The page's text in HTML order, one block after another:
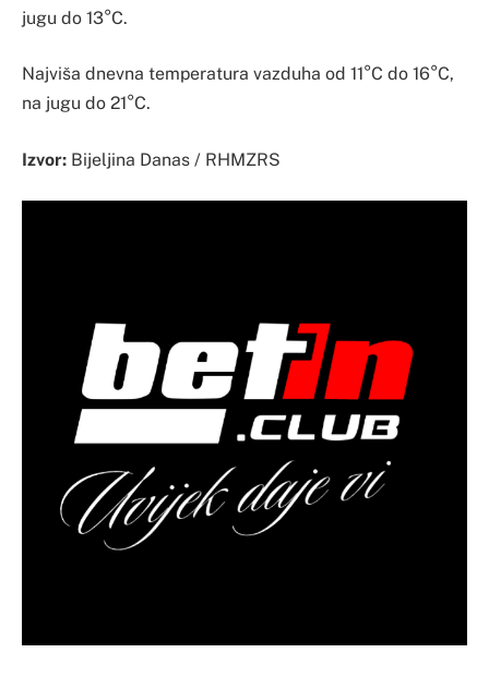
jugu do 13°C.
Najviša dnevna temperatura vazduha od 11°C do 16°C,
na jugu do 21°C.
Izvor: Bijeljina Danas / RHMZRS